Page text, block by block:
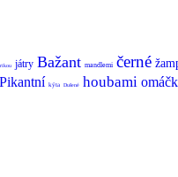
játry Bažant mandlemi černé
Pikantní kýta Dušené houbami